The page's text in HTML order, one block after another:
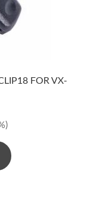
FOR VX-